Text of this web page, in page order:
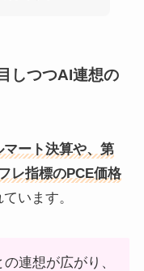
しつつAI連想の
ート決算や、第
レ指標のPCE価格
います。
連想が広がり、